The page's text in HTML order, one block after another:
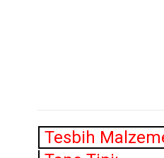
Tesbih